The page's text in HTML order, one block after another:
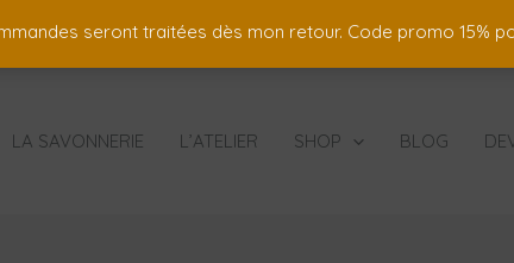
seront traitées dès mon retour. Code promo 15%
LA SAVONNERIE L’ATELIER SHOP BLOG